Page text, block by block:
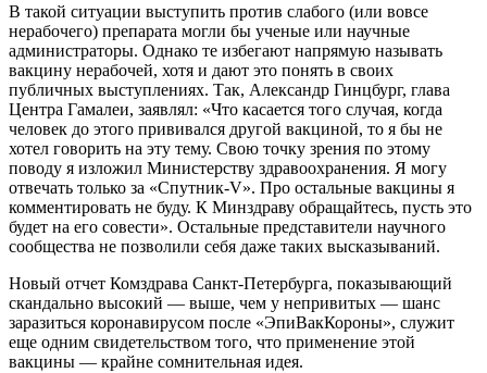
В такой ситуации выступить против слабого (или вовсе
нерабочего) препарата могли бы ученые или научные
администраторы. Однако те избегают напрямую называть
вакцину нерабочей, хотя и дают это понять в своих
публичных выступлениях. Так, Александр Гинцбург, глава
Центра Гамалеи, заявлял: «Что касается того случая, когда
человек до этого прививался другой вакциной, то я бы не
хотел говорить на эту тему. Свою точку зрения по этому
поводу я изложил Министерству здравоохранения. Я могу
отвечать только за «Спутник-V». Про остальные вакцины я
комментировать не буду. К Минздраву обращайтесь, пусть это
будет на его совести». Остальные представители научного
сообщества не позволили себя даже таких высказываний.
Новый отчет Комздрава Санкт-Петербурга, показывающий
скандально высокий — выше, чем у непривитых — шанс
заразиться коронавирусом после «ЭпиВакКороны», служит
еще одним свидетельством того, что применение этой
вакцины — крайне сомнительная идея.